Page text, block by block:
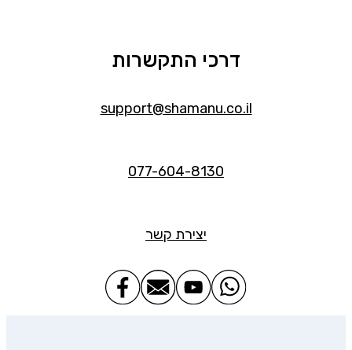
דרכי התקשרות
support@shamanu.co.il
077-604-8130
יצירת קשר